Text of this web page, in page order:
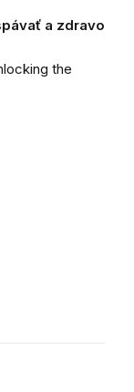
a zdravo
the